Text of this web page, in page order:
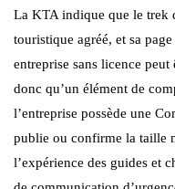
La KTA indique que le trek
touristique agréé, et sa
entreprise sans licence
donc qu’un élément de
l’entreprise possède une
publie ou confirme la taille
l’expérience des guides et